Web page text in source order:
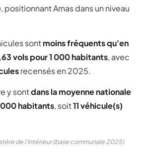
Arnas dans un niveau
sontmoins fréquents qu'en
vols pour 1 000 habitants, avec
recensés en 2025.
y sontdans la moyenne nationale
habitants, soit11 véhicule(s)
de l'Intérieur (base communale 2025)